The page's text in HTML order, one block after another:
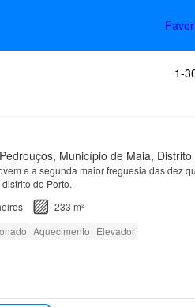
1-
Município de Maia, Distrito
e a segunda maior freguesia das dez
do Porto.
233 m²
Aquecimento Elevador